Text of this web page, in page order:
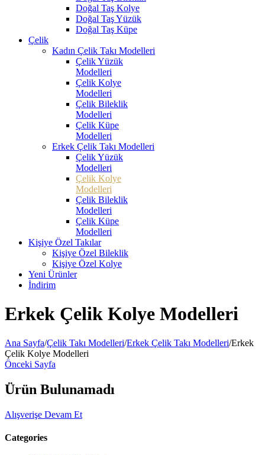
Doğal Taş Kolye
Doğal Taş Yüzük
Doğal Taş Küpe
Çelik
Kadın Çelik Takı Modelleri
Çelik Yüzük
Modelleri
Çelik Kolye
Modelleri
Çelik Bileklik
Modelleri
Çelik Küpe
Modelleri
Erkek Çelik Takı Modelleri
Çelik Yüzük
Modelleri
Çelik Kolye
Modelleri
Çelik Bileklik
Modelleri
Çelik Küpe
Modelleri
Kişiye Özel Takılar
Kişiye Özel Bileklik
Kişiye Özel Kolye
Yeni Ürünler
İndirim
Erkek Çelik Kolye Modelleri
Ana Sayfa/Çelik Takı Modelleri/Erkek Çelik Takı Modelleri/Erkek
Çelik Kolye Modelleri
Önceki Sayfa
Ürün Bulunamadı
Alışverişe Devam Et
Categories